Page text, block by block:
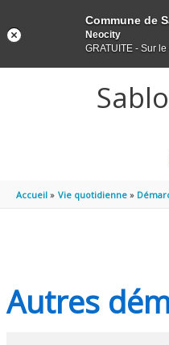
Accueil Vie quotidienne
Autres
Commune de
Neocity
GRATUITE - Sur